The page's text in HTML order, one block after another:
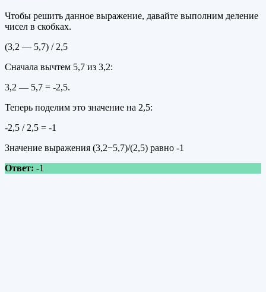
Чтобы решить данное выражение, давайте выполним деление
чисел в скобках.
(3,2 — 5,7) / 2,5
Сначала вычтем 5,7 из 3,2:
3,2 — 5,7 = -2,5.
Теперь поделим это значение на 2,5:
-2,5 / 2,5 = -1
Значение выражения (3,2−5,7)/(2,5) равно -1
Ответ: -1